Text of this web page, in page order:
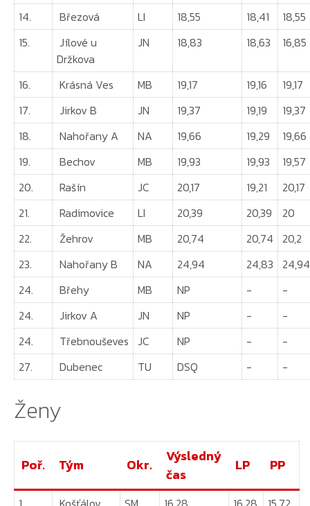
14.
Březová LI 18,55 18,41
18,55
15.
Jílové u
Držkova
JN 18,83 18,63 16,85
16. Krásná Ves MB 19,17 19,16
19,17
17.
Jirkov B JN 19,37 19,19
19,37
18.
Nahořany A NA 19,66 19,29
19,66
19.
Bechov MB 19,93 19,93
19,57
20.
Rašín JC 20,17 19,21
20,17
21.
Radimovice LI 20,39 20,39
20
22.
Žehrov MB 20,74 20,74
20,2
23.
Nahořany B NA 24,94 24,83
24,94
24.
Břehy MB NP -
-
24.
Jirkov A JN NP -
-
24.
Třebnouševes JC NP -
-
27.
Dubenec TU DSQ - -
Ženy
Poř. Tým Okr.
Výsledný
čas
LP PP